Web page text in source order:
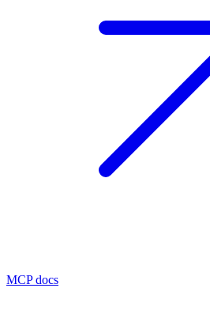
MCP docs